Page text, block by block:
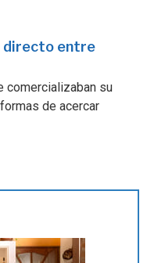
directo entre
comercializaban su
de acercar